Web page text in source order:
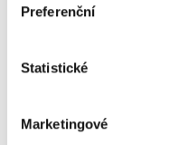
Preferenční
Statistické
Marketingové